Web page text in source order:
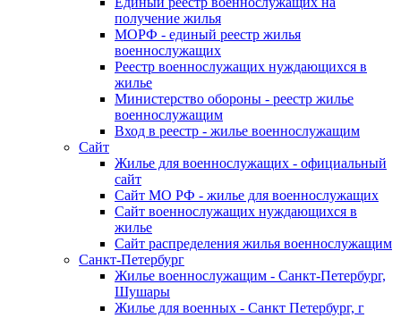
получение жилья
МОРФ - единый реестр жилья
военнослужащих
Реестр военнослужащих нуждающихся в
жилье
Министерство обороны - реестр жилье
военнослужащим
Вход в реестр - жилье военнослужащим
Сайт
Жилье для военнослужащих - официальный
сайт
Сайт МО РФ - жилье для военнослужащих
Сайт военнослужащих нуждающихся в
жилье
Сайт распределения жилья военнослужащим
Санкт-Петербург
Жилье военнослужащим - Санкт-Петербург,
Шушары
Жилье для военных - Санкт Петербург, г